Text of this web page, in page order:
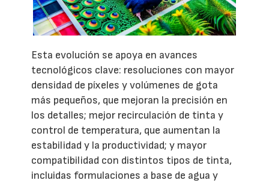
Esta evolución se apoya en avances
tecnológicos clave: resoluciones con mayor
densidad de píxeles y volúmenes de gota
más pequeños, que mejoran la precisión en
los detalles; mejor recirculación de tinta y
control de temperatura, que aumentan la
estabilidad y la productividad; y mayor
compatibilidad con distintos tipos de tinta,
incluidas formulaciones a base de agua y